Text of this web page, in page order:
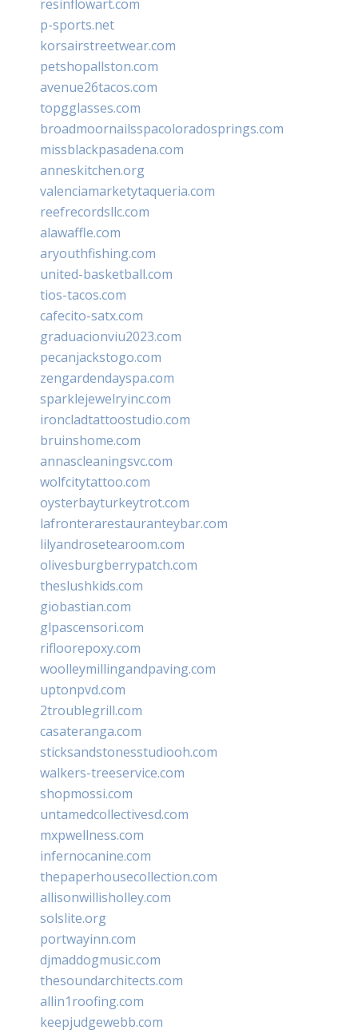
resinflowart.com
p-sports.net
korsairstreetwear.com
petshopallston.com
avenue26tacos.com
topgglasses.com
broadmoornailsspacoloradosprings.com
missblackpasadena.com
anneskitchen.org
valenciamarketytaqueria.com
reefrecordsllc.com
alawaffle.com
aryouthfishing.com
united-basketball.com
tios-tacos.com
cafecito-satx.com
graduacionviu2023.com
pecanjackstogo.com
zengardendayspa.com
sparklejewelryinc.com
ironcladtattoostudio.com
bruinshome.com
annascleaningsvc.com
wolfcitytattoo.com
oysterbayturkeytrot.com
lafronterarestauranteybar.com
lilyandrosetearoom.com
olivesburgberrypatch.com
theslushkids.com
giobastian.com
glpascensori.com
rifloorepoxy.com
woolleymillingandpaving.com
uptonpvd.com
2troublegrill.com
casateranga.com
sticksandstonesstudiooh.com
walkers-treeservice.com
shopmossi.com
untamedcollectivesd.com
mxpwellness.com
infernocanine.com
thepaperhousecollection.com
allisonwillisholley.com
solslite.org
portwayinn.com
djmaddogmusic.com
thesoundarchitects.com
allin1roofing.com
keepjudgewebb.com